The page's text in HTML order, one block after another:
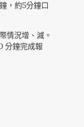
，約5分鐘口
情況增、減。
分鐘完成報